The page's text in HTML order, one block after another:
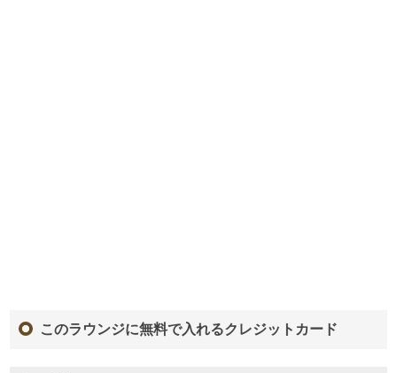
このラウンジに無料で入れるクレジットカード